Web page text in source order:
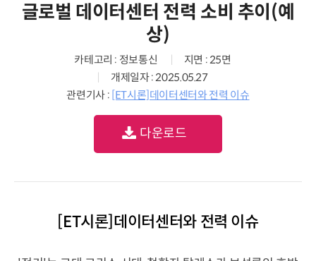
글로벌 데이터센터 전력 소비 추이(예
상)
카테고리 : 정보통신
지면 : 25면
개제일자 : 2025.05.27
관련기사 : [ET시론]데이터센터와 전력 이슈
다운로드
[ET시론]데이터센터와 전력 이슈